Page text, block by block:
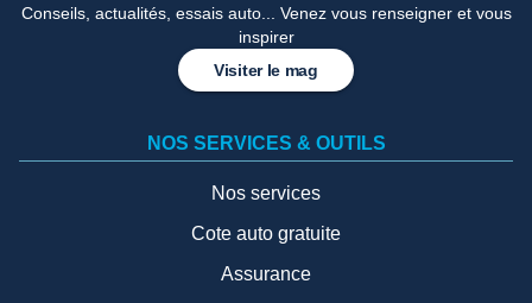
Conseils, actualités, essais auto... Venez vous renseigner et vous
inspirer
Visiter le mag
NOS SERVICES & OUTILS
Nos services
Cote auto gratuite
Assurance